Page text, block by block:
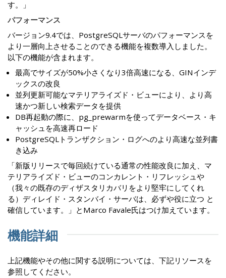
す。」
パフォーマンス
バージョン9.4では、PostgreSQLサーバのパフォーマンスを
より一層向上させることのできる機能を複数導入しました。
以下の機能が含まれます。
最高でサイズが50%小さくなり3倍高速になる、GINインデ
ックスの改良
並列更新可能なマテリアライズド・ビューにより、より高
速かつ新しい検索データを提供
DB再起動の際に、pg_prewarmを使ってデータベース・キ
ャッシュを高速再ロード
PostgreSQLトランザクション・ログへのより高速な並列書
き込み
「新版リリースで毎回続けている通常の性能改良に加え、マ
テリアライズド・ビューのコンカレント・リフレッシュや
（我々の既存のディザスタリカバリをより堅牢にしてくれ
る）ディレイド・スタンバイ・サーバは、必ずや役に立つ と
確信しています。」とMarco Favale氏はつけ加えています。
機能詳細
上記機能やその他に関する説明については、下記リソースを
参照してください。